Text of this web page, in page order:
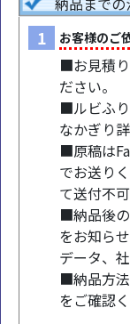
1 お客様のご
■お見積
ださい。
■ルビふ
なかぎり
■原稿は
でお送り
て送付不
■納品後
をお知ら
データ、
■納品方
をご確認